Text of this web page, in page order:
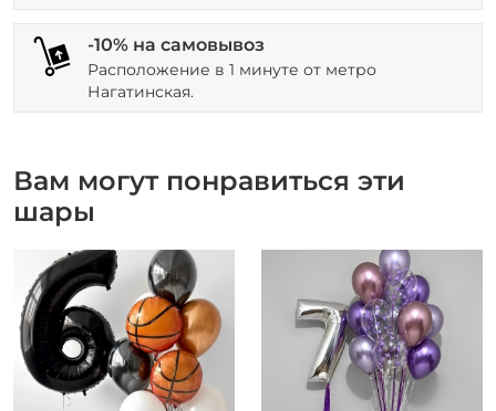
-10% на самовывоз
Расположение в 1 минуте от метро
Нагатинская.
Вам могут понравиться эти
шары